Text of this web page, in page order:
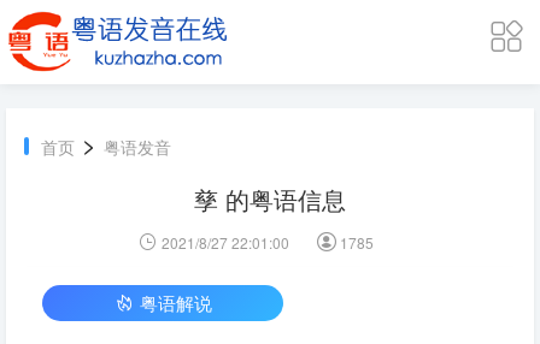
首页 > 粤语发音
孳 的粤语信息
2021/8/27 22:01:00 1785
粤语解说